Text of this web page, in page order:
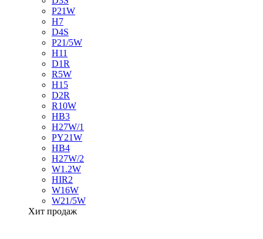
P21W
H7
D4S
P21/5W
H11
D1R
R5W
H15
D2R
R10W
HB3
H27W/1
PY21W
HB4
H27W/2
W1.2W
HIR2
W16W
W21/5W
Хит продаж